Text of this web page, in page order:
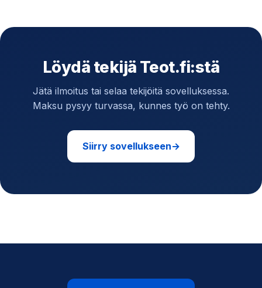
Löydä tekijä Teot.fi:stä
Jätä ilmoitus tai selaa tekijöitä sovelluksessa.
Maksu pysyy turvassa, kunnes työ on tehty.
Siirry sovellukseen→